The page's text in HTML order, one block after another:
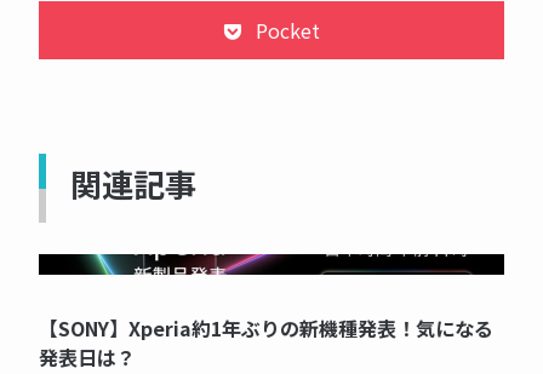
Pocket
関連記事
NOW PRINTING...
【SONY】Xperia約1年ぶりの新機種発表！気になる
発表日は？